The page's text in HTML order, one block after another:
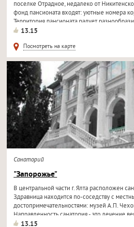
поселке Отрадное, недалеко от
фонд пансионата входят: уютные номера
Территория пансионата радует
13.15
Посмотреть на карте
Санаторий
"Запорожье"
В центральной части г. Ялта расположен
Здравница находится по-соседству с
достопримечательностями: музей А.П.
Направленность санатория - это лечение
путей. И взрослые ,
13.15